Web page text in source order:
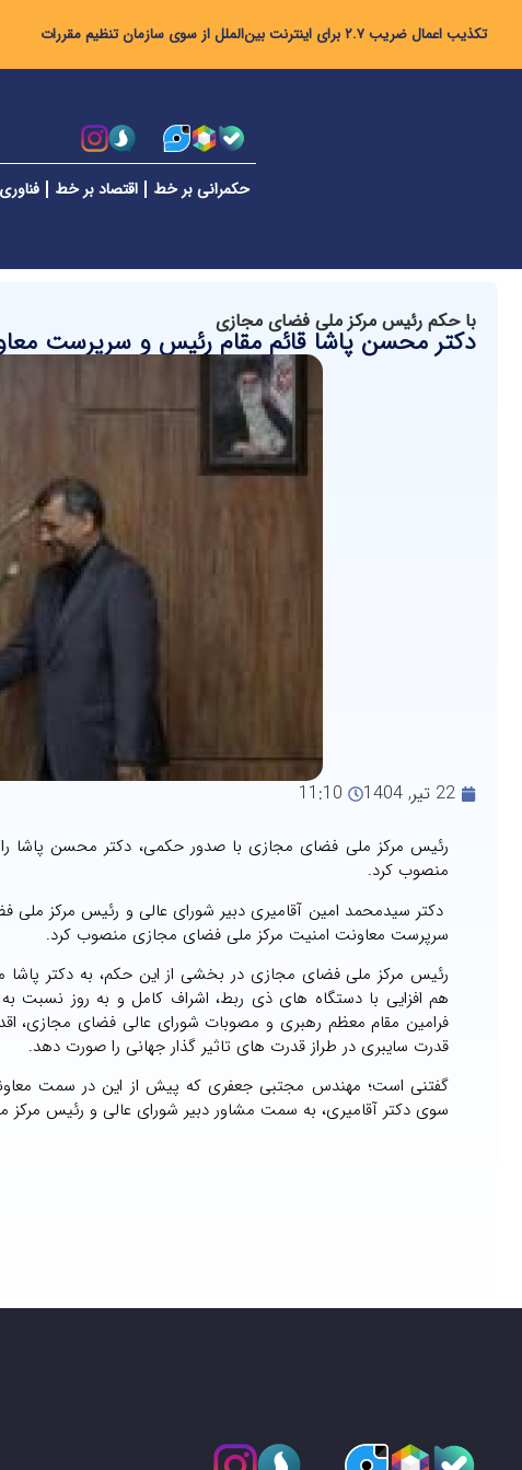
تکذیب اعمال ضریب ۲.۷ برای اینترنت بین‌الملل از سوی سازمان تنظیم مقررات
حکمرانی بر خط اقتصاد بر خط
با حکم رئیس مرکز ملی فضای مجازی
دکتر محسن پاشا قائم مقام رئیس و سرپرست
22 تیر, 1404 11:10
رئیس مرکز ملی فضای مجازی با صدور حکمی، دکتر محسن پاشا
منصوب کرد.
دکتر سیدمحمد امین آقامیری دبیر شورای عالی و رئیس مرکز
سرپرست معاونت امنیت مرکز ملی فضای مجازی منصوب کرد.
رئیس مرکز ملی فضای مجازی در بخشی از این حکم، به دکتر
هم افزایی با دستگاه های ذی ربط، اشراف کامل و به روز نسبت
فرامین مقام معظم رهبری و مصوبات شورای عالی فضای مجازی،
قدرت سایبری در طراز قدرت های تاثیر گذار جهانی را صورت دهد.
گفتنی است؛ مهندس مجتبی جعفری که پیش از این در سمت
سوی دکتر آقامیری، به سمت مشاور دبیر شورای عالی و رئیس